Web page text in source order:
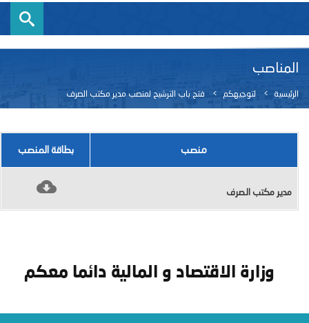
المناصب
الرئيسية لتوجيهكم فتح باب الترشيح لمنصب مدير مكتب الصرف
منصب بطاقة المنصب
مدير مكتب الصرف
وزارة الاقتصاد و المالية دائما معكم